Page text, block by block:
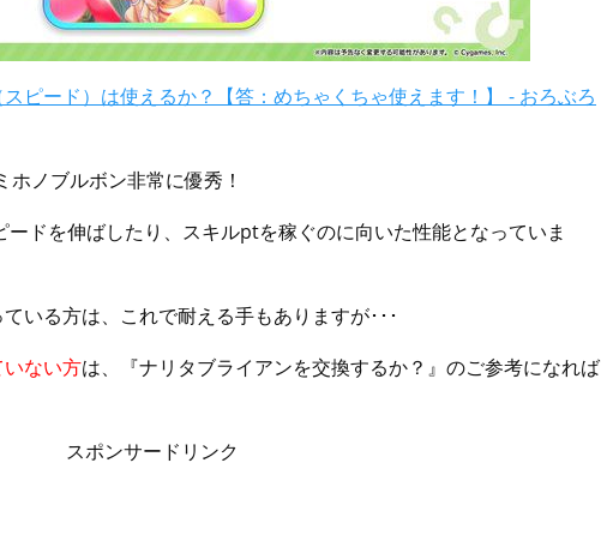
ピード）は使えるか？【答：めちゃくちゃ使えます！】 - おろぶろ
ホノブルボン非常に優秀！
ドを伸ばしたり、スキルptを稼ぐのに向いた性能となっていま
いる方は、これで耐える手もありますが･･･
いない方は、『ナリタブライアンを交換するか？』のご参考になれば
スポンサードリンク